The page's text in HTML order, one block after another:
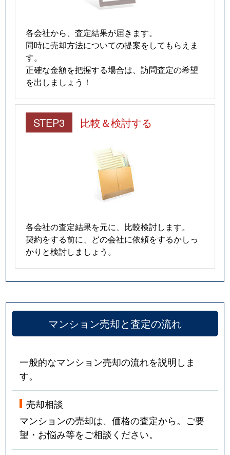
各会社から、査定結果が届きます。
同時に売却方法についての提案をしてもらえま
す。
正確な金額を把握する場合は、訪問査定の希望
を出しましょう！
STEP3 比較＆検討する
各会社の査定結果を元に、比較検討します。
契約をする前に、どの会社に依頼をするかしっ
かりと検討しましょう。
マンション売却と査定の流れ
一般的なマンション売却の流れを説明しま
す。
売却相談
マンションの売却は、価格の査定から。ご要
望・お悩み等をご相談ください。